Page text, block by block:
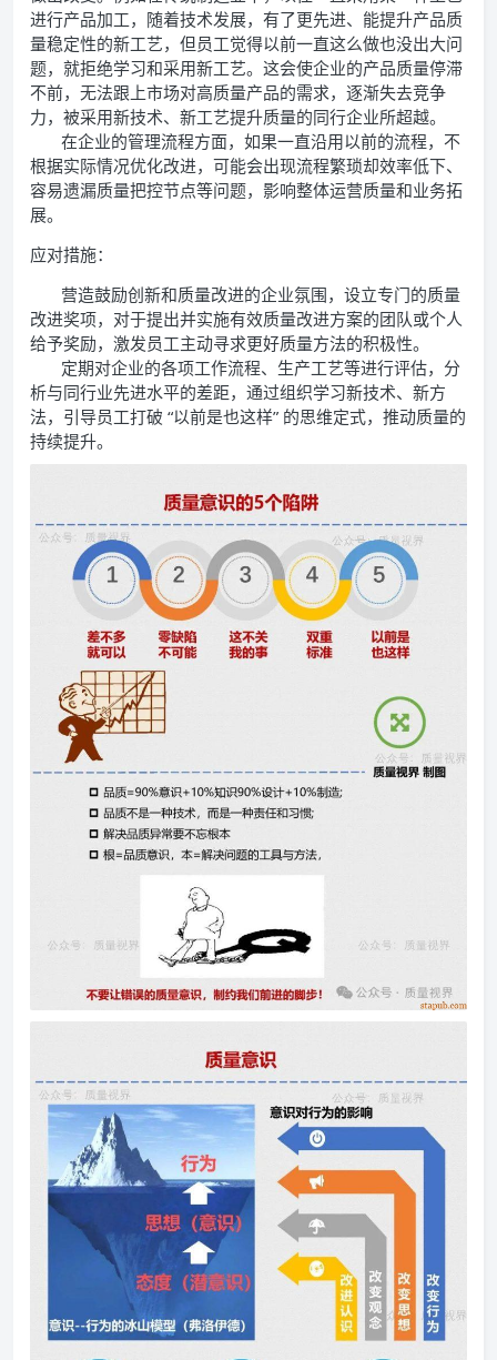
进行产品加工，随着技术发展，有了更先进、能提升产品质
量稳定性的新工艺，但员工觉得以前一直这么做也没出大问
题，就拒绝学习和采用新工艺。这会使企业的产品质量停滞
不前，无法跟上市场对高质量产品的需求，逐渐失去竞争
力，被采用新技术、新工艺提升质量的同行企业所超越。
在企业的管理流程方面，如果一直沿用以前的流程，不
根据实际情况优化改进，可能会出现流程繁琐却效率低下、
容易遗漏质量把控节点等问题，影响整体运营质量和业务拓
展。
应对措施：
营造鼓励创新和质量改进的企业氛围，设立专门的质量
改进奖项，对于提出并实施有效质量改进方案的团队或个人
给予奖励，激发员工主动寻求更好质量方法的积极性。
定期对企业的各项工作流程、生产工艺等进行评估，分
析与同行业先进水平的差距，通过组织学习新技术、新方
法，引导员工打破 “以前是也这样” 的思维定式，推动质量的
持续提升。